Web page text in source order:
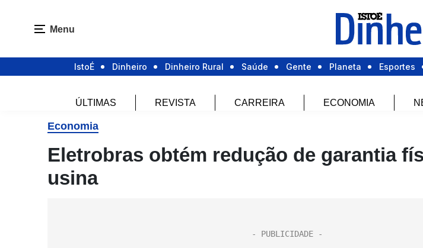
Menu
IstoÉ Dinheiro Dinheiro Rural Saúde Gente Planeta Esportes
ÚLTIMAS REVISTA CARREIRA ECONOMIA
Economia
Eletrobras obtém redução de garantia
usina